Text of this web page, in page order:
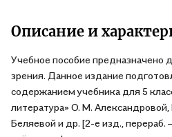
Описание и
Учебное пособие предназначено
зрения. Данное издание
содержанием учебника для 5
литература» О. М.
Беляевой и др. [2-е изд.,